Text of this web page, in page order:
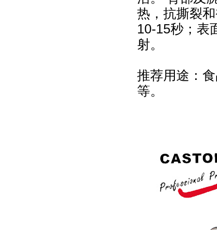
热，抗撕裂
10-15秒；表
射。
推荐用途：
等。